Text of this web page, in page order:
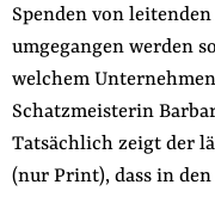
Spenden von
umgegangen werden
welchem
Schatzmeisterin
Tatsächlich zeigt der
(nur Print), dass in